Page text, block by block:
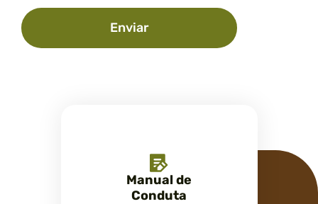
Enviar
Manual de
Conduta